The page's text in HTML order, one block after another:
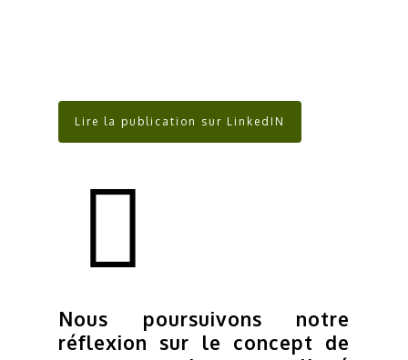
Lire la publication sur LinkedIN
Nous poursuivons notre
réflexion sur le concept de